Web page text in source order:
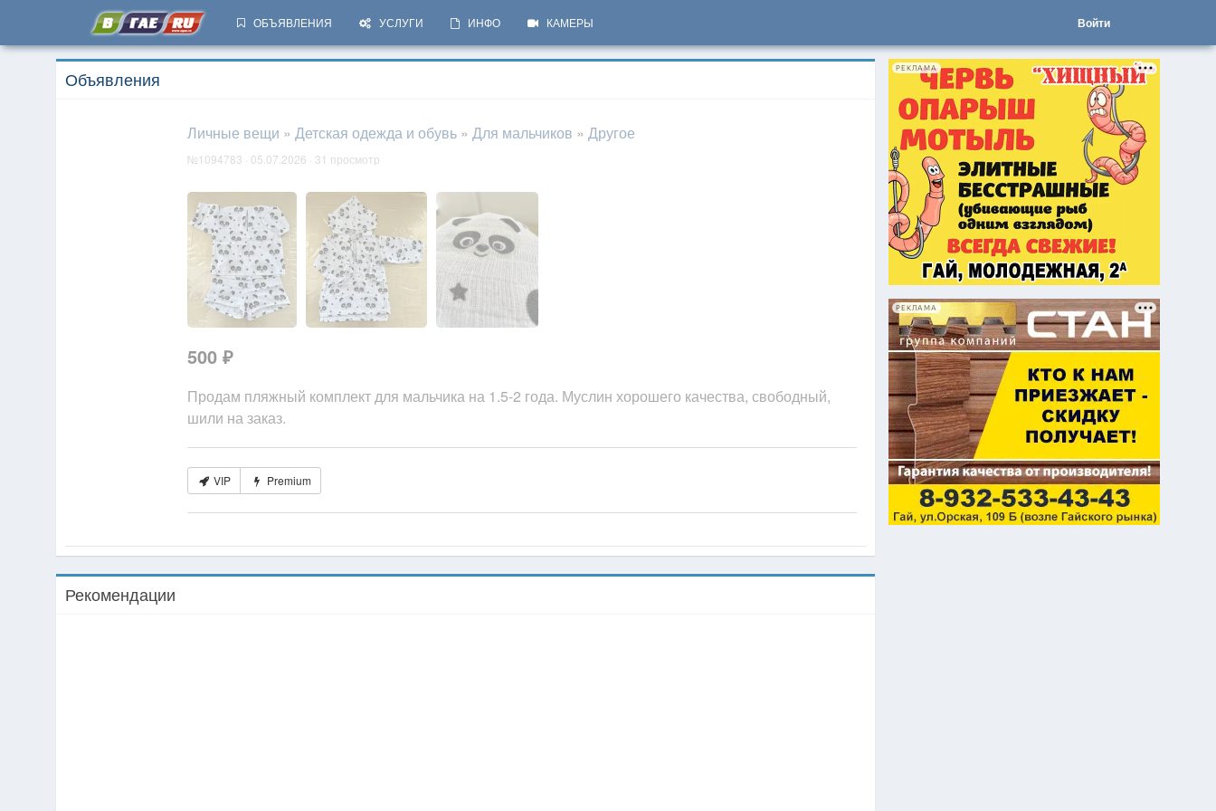
ОБЪЯВЛЕНИЯ УСЛУГИ ИНФО КАМЕРЫ Войти
РЕКЛАМА
РЕКЛАМА
Объявления
Личные вещи » Детская одежда и обувь » Для мальчиков » Другое
№1094783 · 05.07.2026 · 31 просмотр
500 ₽
Продам пляжный комплект для мальчика на 1.5-2 года. Муслин хорошего качества, свободный,
шили на заказ.
VIP Premium
Рекомендации